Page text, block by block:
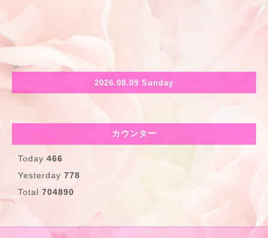
2026.08.09 Sunday
カウンター
Today 466
Yesterday 778
Total 704890